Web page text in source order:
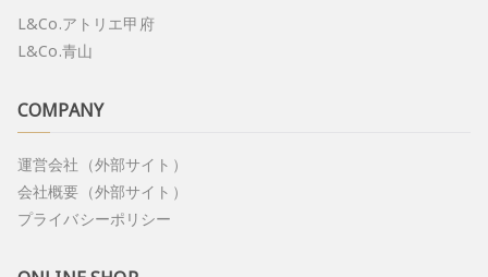
L&Co.アトリエ甲府
L&Co.青山
COMPANY
運営会社（外部サイト）
会社概要（外部サイト）
プライバシーポリシー